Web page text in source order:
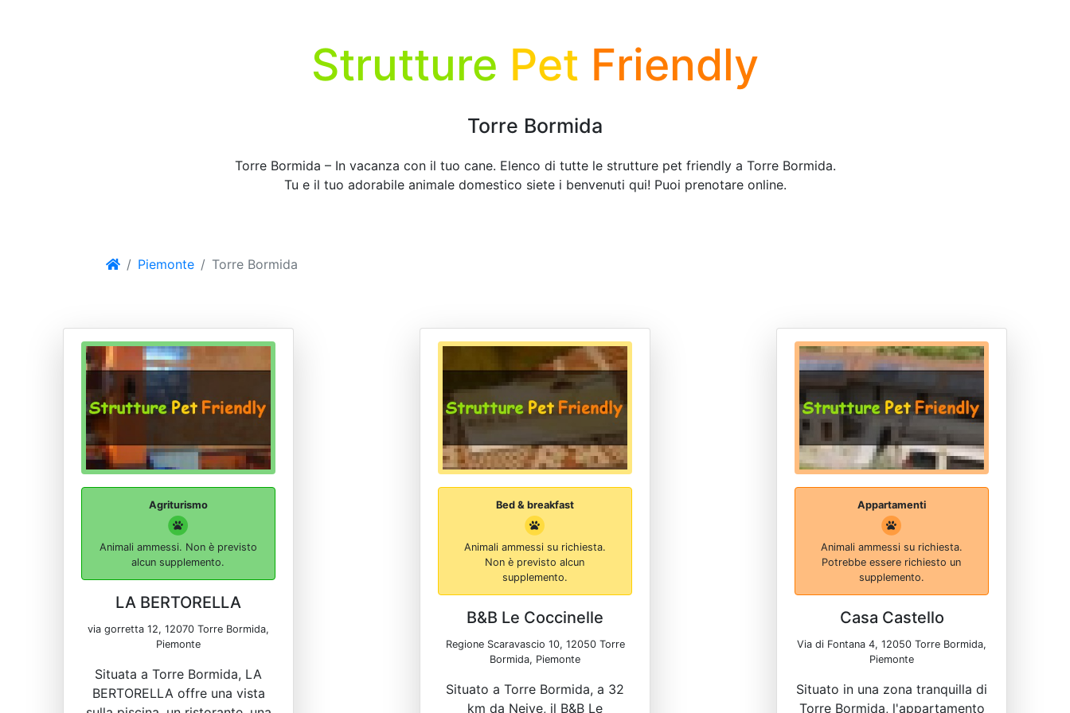
Strutture Pet Friendly
Torre Bormida
Torre Bormida – In vacanza con il tuo cane. Elenco di tutte le strutture pet friendly a Torre Bormida.
Tu e il tuo adorabile animale domestico siete i benvenuti qui! Puoi prenotare online.
Piemonte Torre Bormida
Agriturismo
Animali ammessi. Non è previsto
alcun supplemento.
LA BERTORELLA
via gorretta 12, 12070 Torre Bormida,
Piemonte
Situata a Torre Bormida, LA
BERTORELLA offre una vista
Bed & breakfast
Animali ammessi su richiesta.
Non è previsto alcun
supplemento.
B&B Le Coccinelle
Regione Scaravascio 10, 12050 Torre
Bormida, Piemonte
Situato a Torre Bormida, a 32
km da Neive, il B&B Le
Appartamenti
Animali ammessi su richiesta.
Potrebbe essere richiesto un
supplemento.
Casa Castello
Via di Fontana 4, 12050 Torre Bormida,
Piemonte
Situato in una zona tranquilla di
Torre Bormida, l'appartamento